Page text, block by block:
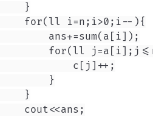
    }
    for(ll i=n;i>0;i--){
        ans+=sum(a[i]);
for(ll
            c[j]++;
        }
    }
    cout<<ans;